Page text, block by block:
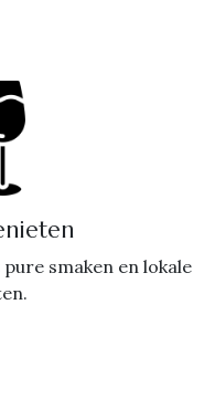
smaken en lokale